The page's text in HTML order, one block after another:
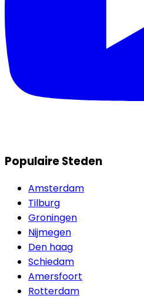
Populaire Steden
Amsterdam
Tilburg
Groningen
Nijmegen
Den haag
Schiedam
Amersfoort
Rotterdam